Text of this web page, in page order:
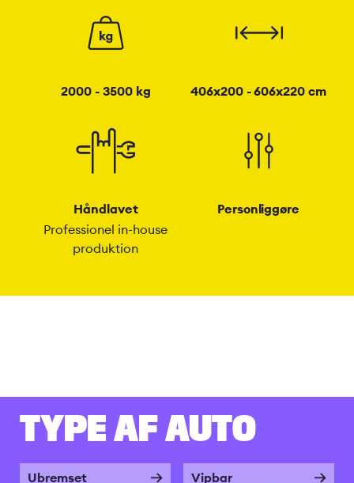
2000 - 3500 kg 406x200 - 606x220 cm
Håndlavet
Professionel in-house
produktion
Personliggøre
TYPE AF AUTO
Ubremset
Vipbar